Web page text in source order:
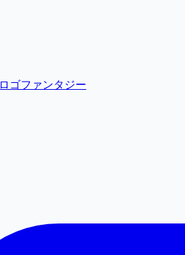
ロゴファンタジー